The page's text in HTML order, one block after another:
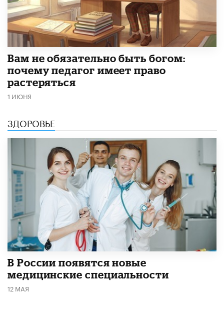
​Вам не обязательно быть богом:
почему педагог имеет право
растеряться
1 ИЮНЯ
ЗДОРОВЬЕ
В России появятся новые
медицинские специальности
12 МАЯ